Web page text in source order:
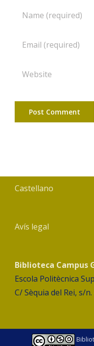
Castellano
Avís legal
Biblioteca Campus
Escola Politècnica
C/ Sèquia del Rei, s/